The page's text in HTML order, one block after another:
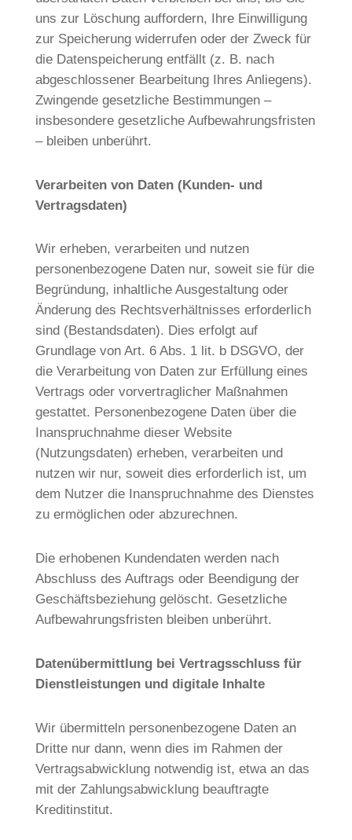
uns zur Löschung auffordern, Ihre Einwilligung
zur Speicherung widerrufen oder der Zweck für
die Datenspeicherung entfällt (z. B. nach
abgeschlossener Bearbeitung Ihres Anliegens).
Zwingende gesetzliche Bestimmungen –
insbesondere gesetzliche Aufbewahrungsfristen
– bleiben unberührt.
Verarbeiten von Daten (Kunden- und
Vertragsdaten)
Wir erheben, verarbeiten und nutzen
personenbezogene Daten nur, soweit sie für die
Begründung, inhaltliche Ausgestaltung oder
Änderung des Rechtsverhältnisses erforderlich
sind (Bestandsdaten). Dies erfolgt auf
Grundlage von Art. 6 Abs. 1 lit. b DSGVO, der
die Verarbeitung von Daten zur Erfüllung eines
Vertrags oder vorvertraglicher Maßnahmen
gestattet. Personenbezogene Daten über die
Inanspruchnahme dieser Website
(Nutzungsdaten) erheben, verarbeiten und
nutzen wir nur, soweit dies erforderlich ist, um
dem Nutzer die Inanspruchnahme des Dienstes
zu ermöglichen oder abzurechnen.
Die erhobenen Kundendaten werden nach
Abschluss des Auftrags oder Beendigung der
Geschäftsbeziehung gelöscht. Gesetzliche
Aufbewahrungsfristen bleiben unberührt.
Datenübermittlung bei Vertragsschluss für
Dienstleistungen und digitale Inhalte
Wir übermitteln personenbezogene Daten an
Dritte nur dann, wenn dies im Rahmen der
Vertragsabwicklung notwendig ist, etwa an das
mit der Zahlungsabwicklung beauftragte
Kreditinstitut.